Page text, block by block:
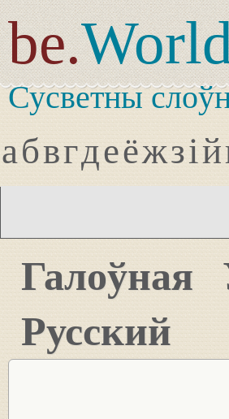
be.
Сусветны
абвгдеёжзій
Галоўная
Русский